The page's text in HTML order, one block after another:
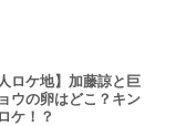
ロケ地】加藤諒と巨
ウの卵はどこ？キン
ケ！？